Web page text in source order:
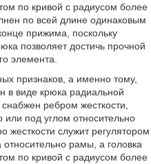
по кривой с радиусом более
по всей длине одинаковым
прижима, поскольку
позволяет достичь прочной
элемента.
признаков, а именно тому,
в виде крюка радиальной
ребром жесткости,
под углом относительно
жесткости служит регулятором
относительно рамы, а головка
по кривой с радиусом более